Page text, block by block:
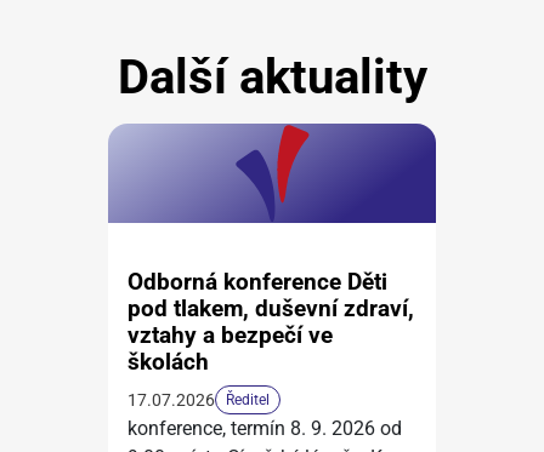
Další aktuality
Odborná konference Děti
pod tlakem, duševní zdraví,
vztahy a bezpečí ve
školách
17.07.2026 Ředitel
konference, termín 8. 9. 2026 od